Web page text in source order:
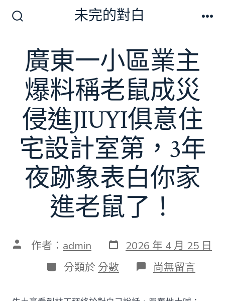
切
換
開
關
未完的對白
廣東一小區業主
爆料稱老鼠成災
侵進JIUYI俱意住
宅設計室第，3年
夜跡象表白你家
進老鼠了！
文 作者： admin 發
表
日
期
2026 年 4 月 25 日
分
類
分類於 分數 在
〈廣
一
尚無留言